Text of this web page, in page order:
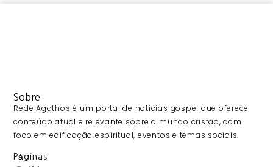
Sobre
Rede Agathos é um portal de notícias gospel que oferece
conteúdo atual e relevante sobre o mundo cristão, com
foco em edificação espiritual, eventos e temas sociais.
Páginas